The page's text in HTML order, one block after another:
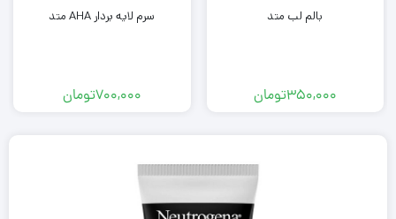
بالم لب متد
350,000تومان
سرم لایه بردار AHA متد
700,000تومان